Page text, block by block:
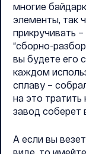
многие
элементы, так
прикручивать
“сборно-
вы будете его
каждом
сплаву –
на это тратить
завод соберет
А если вы